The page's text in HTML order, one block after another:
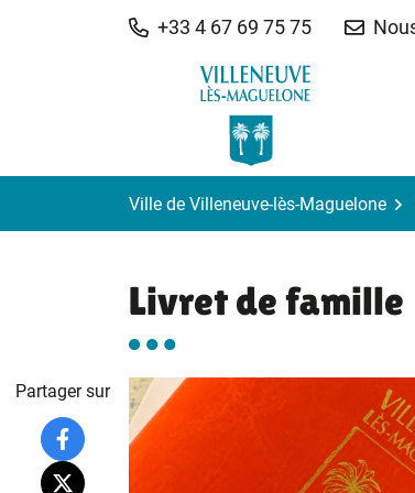
+33 4 67 69 75 75
Ville de Villeneuve-lès-Maguelone
Livret de famille
Partager sur